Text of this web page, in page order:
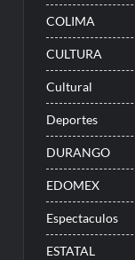
COLIMA
CULTURA
Cultural
Deportes
DURANGO
EDOMEX
Espectaculos
ESTATAL